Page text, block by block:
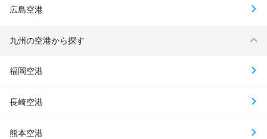
広島空港
九州の空港から探す
福岡空港
長崎空港
熊本空港